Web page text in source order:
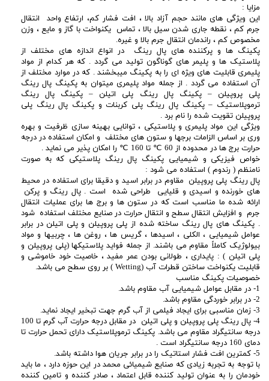
مزایا :
این ویژگی های مانند حجم آزاد بالا ، افت فشار کم، ارتفاع واحد انتقال
جرم کم ، نقطه جاری شدن سیل بالا ، تماس یکنواخت با گاز و مایع ، وزن
مخصوص کم ، راندمان انتقال جرم بالا و غیره.
پکینگ ها و پرکننده های پال رینگ در انواع اندازه های مختلف از
پلاستیک ها و پلیمر های گوناگون تولید می گردد . که هر کدام از مواد
پلیمری قابلیت های ویژه ای را به پکینگ میبخشند . که در موارد مختلف از
آن استفاده می گردد . از جمله مواد پلیمری میتوان به پکینگ پال رینگ
پلی پروپیلن – پکینگ پال رینگ پلی اتیلن – پکینگ پال رینگ
ترموپلاستیک – پکینگ پال رینگ پلی کربنات و پکینگ پال رینگ پلی
پروپیلن تقویت شده را نام برد .
ویژگی این مواد پلیمری و پلاستیکی ، توانایی بهینه سازی ظرفیت و بهره
وری بر اساس الزامات برجها و ستون های مختلف و امکان استفاده در درجه
حرارت برج ها در محدوده از 60 ℃ تا 160 ℃ را امکان پذیر می نماید .
خواص فیزیکی و شیمیایی پکینگ پال رینگ پلاستیکی که به صورت
نامنظم ( رندوم ) استفاده می شود :
پال رینگ پلی پروپیلن مقاوم در برابر اسید و دقیقا برای استفاده در محیط
های خورنده و اسیدی و قلیایی طراحی شده است . پال رینگ و پرکن
ارائه شده ما مناسب است که در ستون ها و برج ها برای عملیات انتقال
جرم و افزایش انتقال سطح و انتقال حرارت در صنایع مختلف استفاده شود
. پکینگ های پال رینگ ساخته شده از پلی پروپیلن و پلی اتیلن در برابر
عوامل شیمیایی ، الکلی ، اسیدها ، گریس ها ، روغن ها ، چربیها و مواد
بیولوژیک کاملاً مقاوم می باشند. از جمله فواید پلاستیکها (پلی پروپیلن و
پلی اتیلن ) : پایداری ، طولانی بودن عمر مفید ، خاصیت خود خاموشی و
قابلیت یکنواخت ساختن قطرات آب (Wetting ) بر روی سطح می باشد.
خصوصیات پکینگ مناسب
1- در مقابل عوامل شیمیایی آب مقاوم باشد.
2- در برابر خوردگی مقاوم باشد.
3- زمان مناسبی برای ایجاد فیلمی از آب گرم جهت تبخیر ایجاد نماید.
4- پال رینگ پلی پروپیلن و پلی اتیلن در مقابل درجه حرارت آب گرم تا 100
درجه سانتیگراد مقاوم می باشد. پکینگ ترموپلاستیک دارای تحمل حرارت تا
دمای 160 درجه سانتیگراد است .
5- کمترین افت فشار استاتیک را در برابر جریان هوا داشته باشد.
با توجه به تجربه زیادی که صنایع شیمیائی محمد در این حوزه دارد ، ما باید
خودمان را به عنوان تولید کننده قابل اعتماد ، صادر کننده و تامین کننده